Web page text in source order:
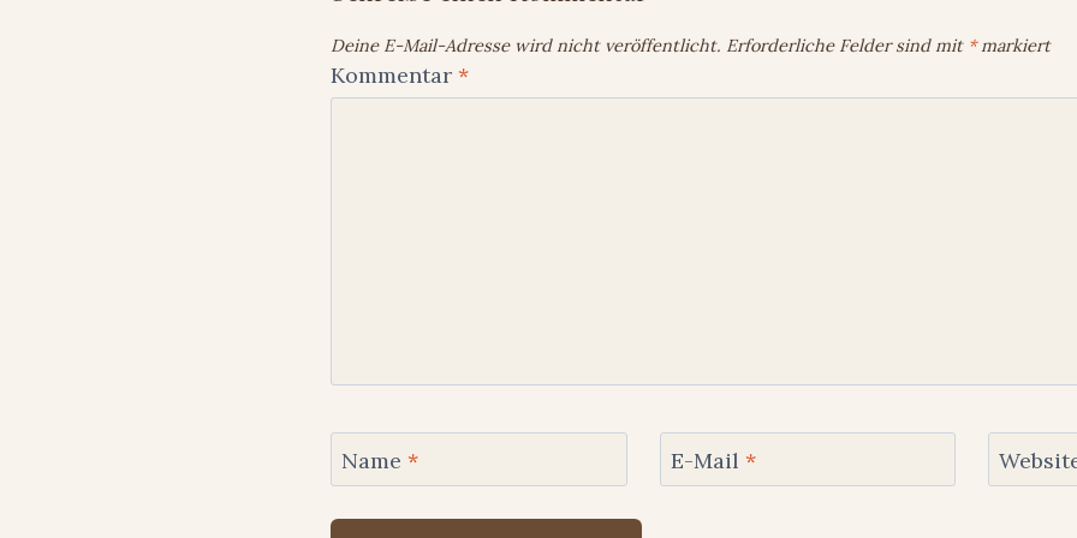
Deine E-Mail-Adresse wird nicht veröffentlicht. Erforderliche Felder sind mit *markiert
Kommentar *
Name * E-Mail *